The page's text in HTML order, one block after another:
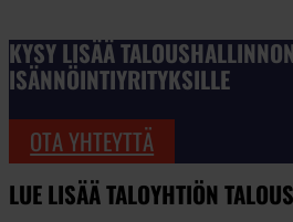
KYSY LISÄÄ
ISÄNNÖINTIYRITYKSILLE
OTA YHTEYTTÄ
LUE LISÄÄ TALOYHTIÖN